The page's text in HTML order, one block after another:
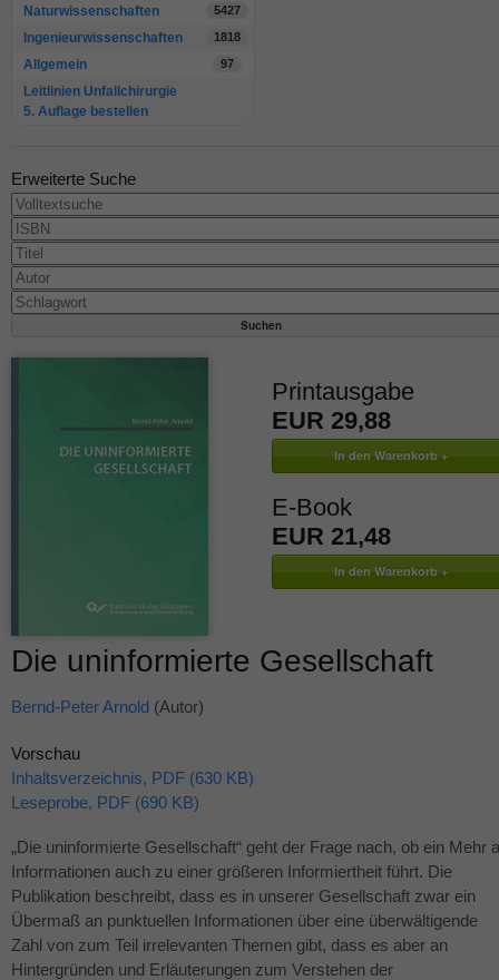
Naturwissenschaften
5427
Ingenieurwissenschaften 1818
Allgemein 97
Leitlinien Unfallchirurgie
5. Auflage bestellen
Erweiterte Suche
Printausgabe
EUR 29,88
E-Book
EUR 21,48
Die uninformierte Gesellschaft
Bernd-Peter Arnold (Autor)
Vorschau
Inhaltsverzeichnis, PDF (630 KB)
Leseprobe, PDF (690 KB)
„Die uninformierte Gesellschaft“ geht der Frage nach, ob ein Mehr
Informationen auch zu einer größeren Informiertheit führt. Die
Publikation beschreibt, dass es in unserer Gesellschaft zwar ein
Übermaß an punktuellen Informationen über eine überwältigende
Zahl von zum Teil irrelevanten Themen gibt, dass es aber an
Hintergründen und Erläuterungen zum Verstehen der